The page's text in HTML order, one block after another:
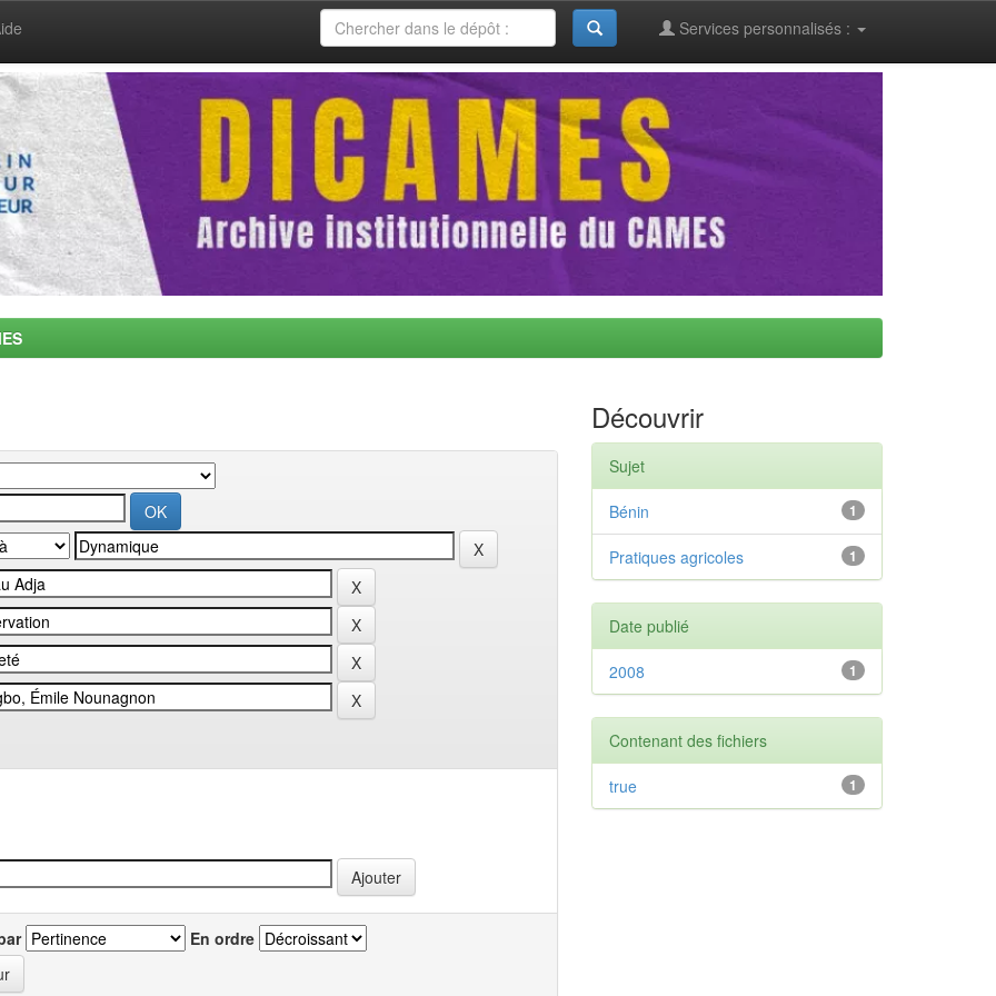
Services personnalisés :
En ordre
Découvrir
Sujet
1
Bénin
1
Pratiques agricoles
Date publié
1
2008
Contenant des fichiers
1
true